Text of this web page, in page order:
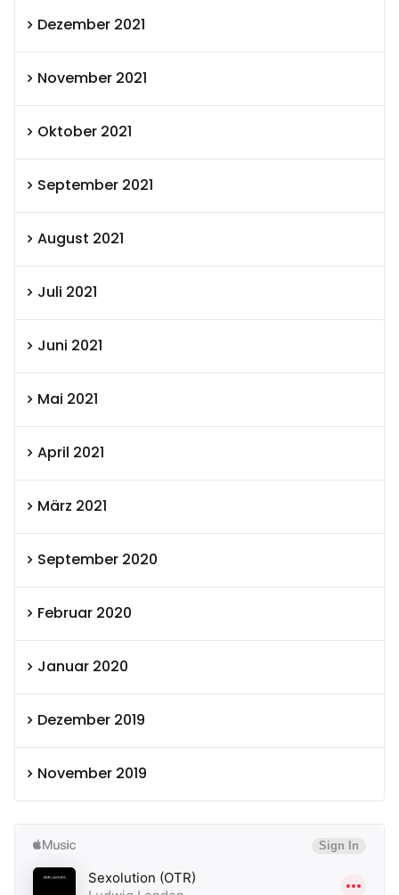
Dezember 2021
November 2021
Oktober 2021
September 2021
August 2021
Juli 2021
Juni 2021
Mai 2021
April 2021
März 2021
September 2020
Februar 2020
Januar 2020
Dezember 2019
November 2019